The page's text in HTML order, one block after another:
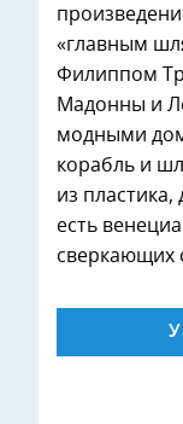
«главным
Филиппом
Мадонны и
модными
корабль и
из
есть
сверкающих